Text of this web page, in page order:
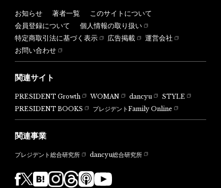
お知らせ 著者一覧
このサイトについて
会員登録について
個人情報の取り扱い
特定商取引法に基づく表示
広告掲載
運営会社
お問い合わせ
関連サイト
PRESIDENT Growth WOMAN dancyu
STYLE
PRESIDENT BOOKS
プレジデントFamily Online
関連事業
プレジデント総合研究所 dancyu総合研究所